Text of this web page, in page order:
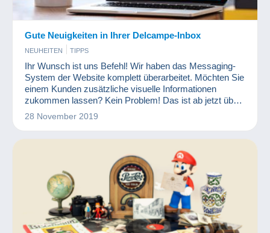
Gute Neuigkeiten in Ihrer Delcampe-Inbox
NEUHEITEN TIPPS
Ihr Wunsch ist uns Befehl! Wir haben das Messaging-
System der Website komplett überarbeitet. Möchten Sie
einem Kunden zusätzliche visuelle Informationen
zukommen lassen? Kein Problem! Das ist ab jetzt über
Ihre Delcampe-Inbox möglich.
28 November 2019